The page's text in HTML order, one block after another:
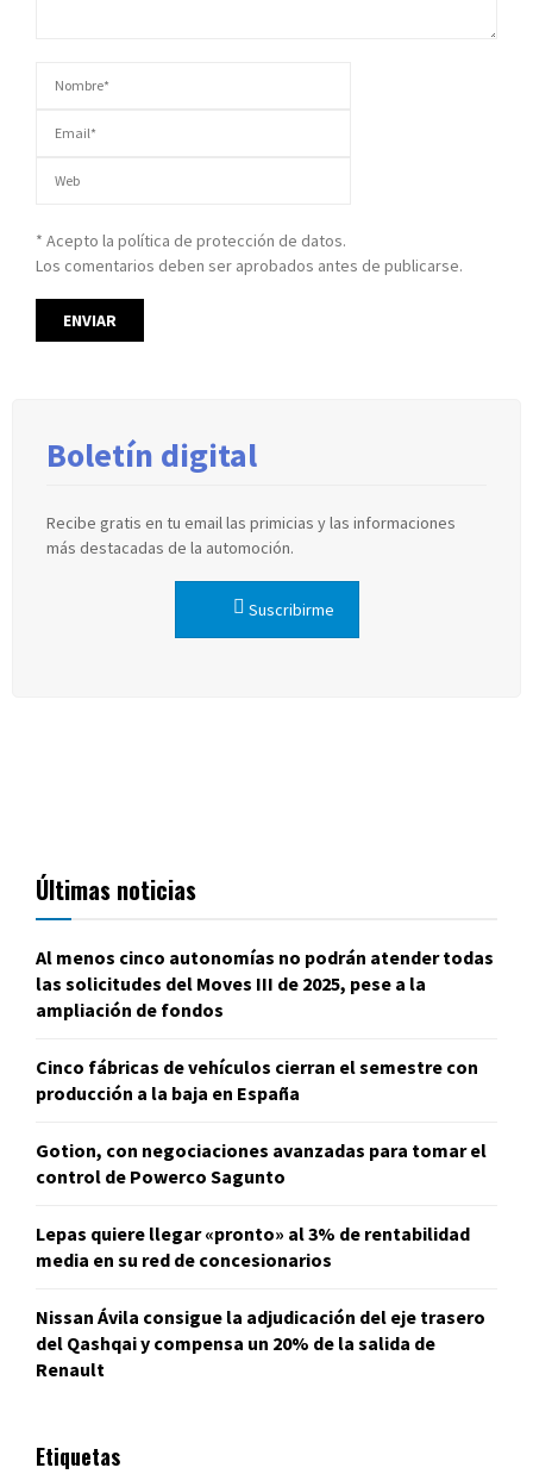
* Acepto la política de protección de datos.
Los comentarios deben ser aprobados antes de publicarse.
Boletín digital
Recibe gratis en tu email las primicias y las informaciones
más destacadas de la automoción.
Suscribirme
Últimas noticias
Al menos cinco autonomías no podrán atender todas
las solicitudes del Moves III de 2025, pese a la
ampliación de fondos
Cinco fábricas de vehículos cierran el semestre con
producción a la baja en España
Gotion, con negociaciones avanzadas para tomar el
control de Powerco Sagunto
Lepas quiere llegar «pronto» al 3% de rentabilidad
media en su red de concesionarios
Nissan Ávila consigue la adjudicación del eje trasero
del Qashqai y compensa un 20% de la salida de
Renault
Etiquetas